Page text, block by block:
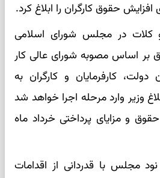
حقوق کارگران را ابلاغ کرد.
کلات در مجلس شورای اسلامی
بر اساس مصوبه شورای‌ عالی کار
کارفرمایان و کارگران به
وزیر وارد مرحله اجرا خواهد شد
حقوق و مزایای پرداختی خرداد ماه
مجلس با قدردانی از اقدامات